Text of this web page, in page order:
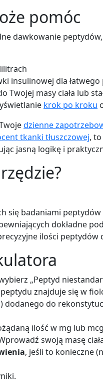
pomóc
dawkowanie
insulinowej dla
Twojej masy ciała lub
krok po kroku
dzienne
tkanki tłuszczowej,
jasną logikę i
się badaniami peptydów
dokładne
ilości
„Peptyd
znajduje się w
dodanego do
ilość w mg lub
swoją masę
, jeśli to konieczne